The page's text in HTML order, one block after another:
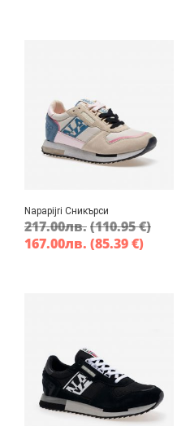
Napapijri Сникърси
217.00лв.(110.95 €)
167.00лв. (85.39 €)